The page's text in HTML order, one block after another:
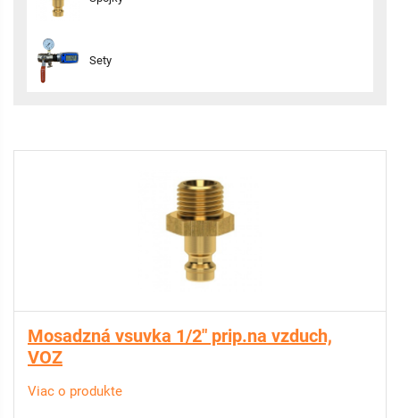
Sety
Mosadzná vsuvka 1/2" prip.na vzduch,
VOZ
Viac o produkte